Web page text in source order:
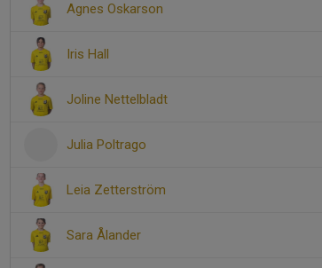
Agnes Oskarson
Iris Hall
Joline Nettelbladt
Julia Poltrago
Leia Zetterström
Sara Ålander